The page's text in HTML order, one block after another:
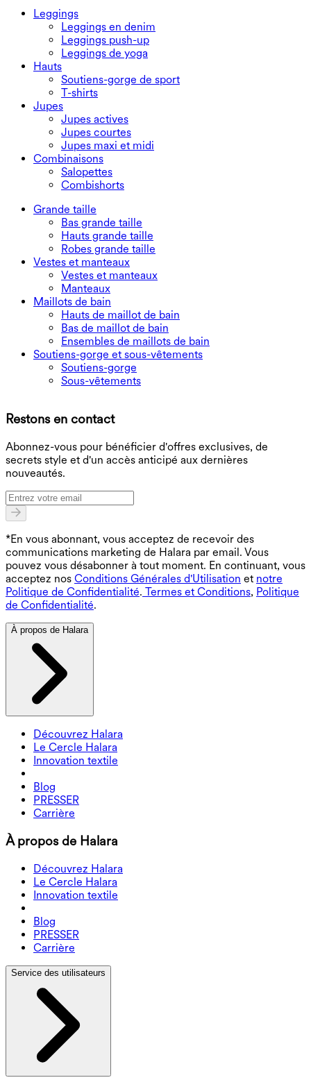
Leggings
Leggings en denim
Leggings push-up
Leggings de yoga
Hauts
Soutiens-gorge de sport
T-shirts
Jupes
Jupes actives
Jupes courtes
Jupes maxi et midi
Combinaisons
Salopettes
Combishorts
Grande taille
Bas grande taille
Hauts grande taille
Robes grande taille
Vestes et manteaux
Vestes et manteaux
Manteaux
Maillots de bain
Hauts de maillot de bain
Bas de maillot de bain
Ensembles de maillots de bain
Soutiens-gorge et sous-vêtements
Soutiens-gorge
Sous-vêtements
Restons en contact
Abonnez-vous pour bénéficier d'offres exclusives, de
secrets style et d'un accès anticipé aux dernières
nouveautés.
*En vous abonnant, vous acceptez de recevoir des
communications marketing de Halara par email. Vous
pouvez vous désabonner à tout moment. En continuant, vous
acceptez nos Conditions Générales d'Utilisation et notre
Politique de Confidentialité. Termes et Conditions, Politique
de Confidentialité.
À propos de Halara
Découvrez Halara
Le Cercle Halara
Innovation textile
Blog
PRESSER
Carrière
À propos de Halara
Découvrez Halara
Le Cercle Halara
Innovation textile
Blog
PRESSER
Carrière
Service des utilisateurs